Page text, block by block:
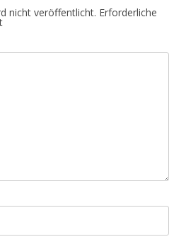
nicht veröffentlicht. Erforderliche